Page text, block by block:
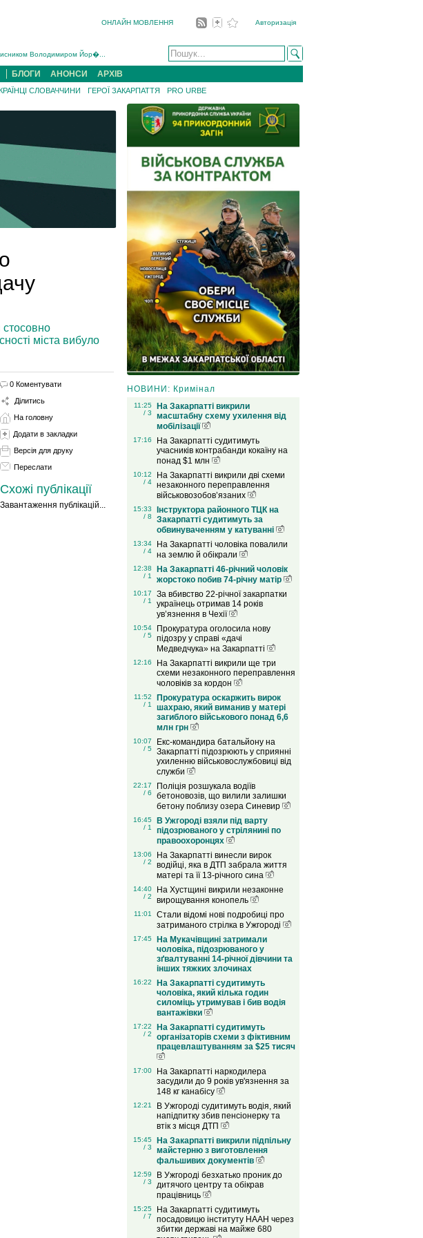
ОНЛАЙН МОВЛЕННЯ Авторизація
Володимиром Йор�...
Югасом, який два роки �...
Гербея (ФОТО)[/gree...
(ФОТО)...
13 людей (ФОТО)...
БЛОГИ АНОНСИ АРХІВ
СЛОВАЧЧИНИ ГЕРОЇ ЗАКАРПАТТЯ PRO URBE
стосовно
міста вибуло
0 Коментувати
Ділитись
На головну
Додати в закладки
Версія для друку
Переслати
Схожі публікації
Завантаження публікацій...
НОВИНИ: Кримінал
11:25
/ 3
На Закарпатті викрили
масштабну схему ухилення від
мобілізації
17:16
На Закарпатті судитимуть
учасників контрабанди кокаїну на
понад $1 млн
10:12
/ 4
На Закарпатті викрили дві схеми
незаконного переправлення
військовозобов’язаних
15:33
/ 8
Інструктора районного ТЦК на
Закарпатті судитимуть за
обвинуваченням у катуванні
13:34
/ 4
На Закарпатті чоловіка повалили
на землю й обікрали
12:38
/ 1
На Закарпатті 46-річний чоловік
жорстоко побив 74-річну матір
10:17
/ 1
За вбивство 22-річної закарпатки
українець отримав 14 років
ув’язнення в Чехії
10:54
/ 5
Прокуратура оголосила нову
підозру у справі «дачі
Медведчука» на Закарпатті
12:16
На Закарпатті викрили ще три
схеми незаконного переправлення
чоловіків за кордон
11:52
/ 1
Прокуратура оскаржить вирок
шахраю, який виманив у матері
загиблого військового понад 6,6
млн грн
10:07
/ 5
Екс-командира батальйону на
Закарпатті підозрюють у сприянні
ухиленню військовослужбовиці від
служби
22:17
/ 6
Поліція розшукала водіїв
бетоновозів, що вилили залишки
бетону поблизу озера Синевир
16:45
/ 1
В Ужгороді взяли під варту
підозрюваного у стрілянині по
правоохоронцях
13:06
/ 2
На Закарпатті винесли вирок
водійці, яка в ДТП забрала життя
матері та її 13-річного сина
14:40
/ 2
На Хустщині викрили незаконне
вирощування конопель
11:01
Стали відомі нові подробиці про
затриманого стрілка в Ужгороді
17:45
На Мукачівщині затримали
чоловіка, підозрюваного у
зґвалтуванні 14-річної дівчини та
інших тяжких злочинах
16:22
На Закарпатті судитимуть
чоловіка, який кілька годин
силоміць утримував і бив водія
вантажівки
17:22
/ 2
На Закарпатті судитимуть
організаторів схеми з фіктивним
працевлаштуванням за $25 тисяч
17:00
На Закарпатті наркодилера
засудили до 9 років ув'язнення за
148 кг канабісу
12:21
В Ужгороді судитимуть водія, який
напідпитку збив пенсіонерку та
втік з місця ДТП
15:45
/ 3
На Закарпатті викрили підпільну
майстерню з виготовлення
фальшивих документів
12:59
/ 3
В Ужгороді безхатько проник до
дитячого центру та обікрав
працівниць
15:25
/ 7
На Закарпатті судитимуть
посадовицю інституту НААН через
збитки державі на майже 680